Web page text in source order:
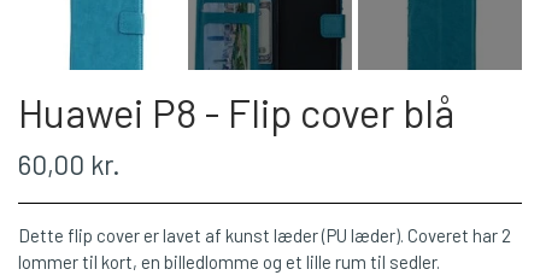
Huawei P8 - Flip cover blå
60,00 kr.
Dette flip cover er lavet af kunst læder (PU læder). Coveret har 2
lommer til kort, en billedlomme og et lille rum til sedler.